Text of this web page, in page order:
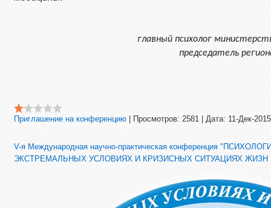
главный психолог
председатель
Приглашение на конференцию Просмотров: 2581 Дата: 11-Дек-2015
V-я Международная научно-практическая конференция
ЭКСТРЕМАЛЬНЫХ УСЛОВИЯХ И КРИЗИСНЫХ СИТУАЦИЯХ ЖИЗН